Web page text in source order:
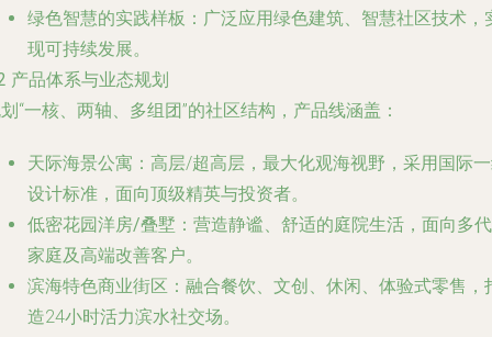
绿色智慧的实践样板 ：广泛应用绿色建筑、智慧社区技术，
现可持续发展。
产品体系与业态规划
“一核、两轴、多组团”的社区结构，产品线涵盖：
天际海景公寓 ：高层/超高层，最大化观海视野，采用国际
设计标准，面向顶级精英与投资者。
低密花园洋房/叠墅 ：营造静谧、舒适的庭院生活，面向多代
家庭及高端改善客户。
滨海特色商业街区 ：融合餐饮、文创、休闲、体验式零售，
造24小时活力滨水社交场。